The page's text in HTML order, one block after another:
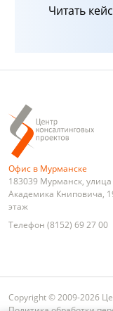
Читать
Офис в Мурманске
183039 Мурманск, улица
Академика Книповича,
этаж
Телефон (8152) 69 27 00
Copyright © 2009-2026